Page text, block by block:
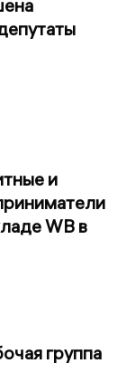
и
WB в
группа